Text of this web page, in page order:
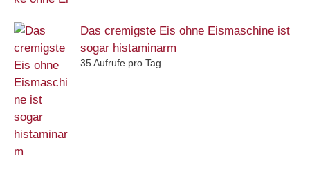
Das cremigste Eis ohne Eismaschine ist
sogar histaminarm
35 Aufrufe pro Tag